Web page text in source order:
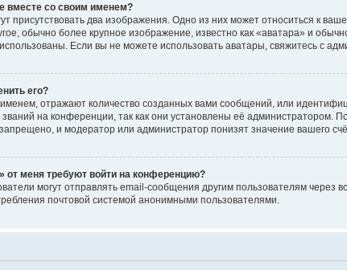
вместе со своим именем?
присутствовать два изображения. Одно из них может относиться к
обычно более крупное изображение, известно как «аватара» и
Если вы не можете использовать аватары, свяжитесь с
его?
отражают количество созданных вами сообщений, или
на конференции, так как они установлены её администратором.
и модератор или администратор понизят значение вашего
от меня требуют войти на конференцию?
могут отправлять email-сообщения другим пользователям
почтовой системой анонимными пользователями.